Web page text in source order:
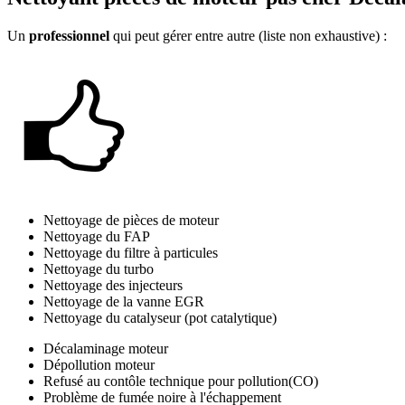
Un professionnel qui peut gérer entre autre (liste non exhaustive) :
Nettoyage de pièces de moteur
Nettoyage du FAP
Nettoyage du filtre à particules
Nettoyage du turbo
Nettoyage des injecteurs
Nettoyage de la vanne EGR
Nettoyage du catalyseur (pot catalytique)
Décalaminage moteur
Dépollution moteur
Refusé au contôle technique pour pollution(CO)
Problème de fumée noire à l'échappement